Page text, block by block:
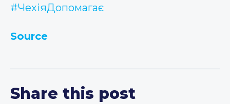
#ЧехіяДопомагає
Source
Share this post